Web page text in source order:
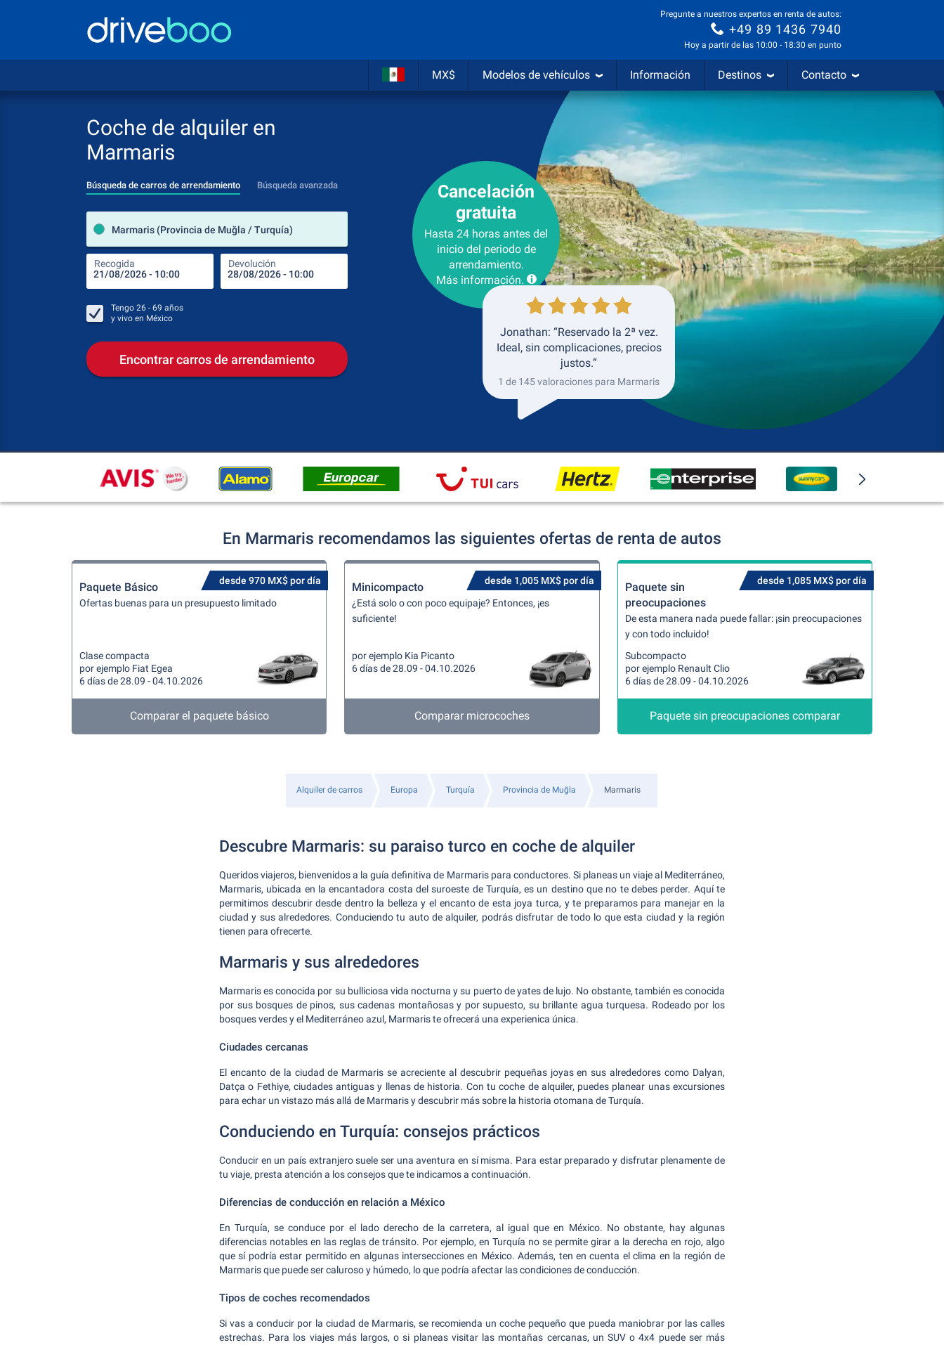
Pregunte a nuestros expertos en renta de autos:
+49 89 1436 7940
Hoy a partir de las 10:00 - 18:30 en punto
MX$ Modelos de vehículos Información Destinos Contacto
Coche de alquiler en
Marmaris
Búsqueda de carros de arrendamiento Búsqueda avanzada
Marmaris (Provincia de Muğla / Turquía)
Recogida Devolución
lugar de arrendamiento
Lugar de devolución
Devolución
Tengo 26 - 69 años
y vivo en México
Encontrar carros de arrendamiento
Cancelación
gratuita
Hasta 24 horas antes del
inicio del periodo de
arrendamiento.
Más información.
Jonathan: “Reservado la 2ª vez.
Ideal, sin complicaciones, precios
justos.”
1 de 145 valoraciones para Marmaris
En Marmaris recomendamos las siguientes ofertas de renta de autos
desde 970 MX$ por día
Paquete Básico
Ofertas buenas para un presupuesto limitado
Clase compacta
por ejemplo Fiat Egea
6 días de 28.09 - 04.10.2026
Comparar el paquete básico
desde 1,005 MX$ por día
Minicompacto
¿Está solo o con poco equipaje? Entonces, ¡es
suficiente!
por ejemplo Kia Picanto
6 días de 28.09 - 04.10.2026
Comparar microcoches
desde 1,085 MX$ por día
Paquete sin
preocupaciones
De esta manera nada puede fallar: ¡sin preocupaciones
y con todo incluido!
Subcompacto
por ejemplo Renault Clio
6 días de 28.09 - 04.10.2026
Paquete sin preocupaciones comparar
Alquiler de carros Europa Turquía Provincia de Muğla Marmaris
Descubre Marmaris: su paraiso turco en coche de alquiler
Queridos viajeros, bienvenidos a la guía definitiva de Marmaris para conductores. Si planeas un viaje al Mediterráneo,
Marmaris, ubicada en la encantadora costa del suroeste de Turquía, es un destino que no te debes perder. Aquí te
permitimos descubrir desde dentro la belleza y el encanto de esta joya turca, y te preparamos para manejar en la
ciudad y sus alrededores. Conduciendo tu auto de alquiler, podrás disfrutar de todo lo que esta ciudad y la región
tienen para ofrecerte.
Marmaris y sus alrededores
Marmaris es conocida por su bulliciosa vida nocturna y su puerto de yates de lujo. No obstante, también es conocida
por sus bosques de pinos, sus cadenas montañosas y por supuesto, su brillante agua turquesa. Rodeado por los
bosques verdes y el Mediterráneo azul, Marmaris te ofrecerá una experienica única.
Ciudades cercanas
El encanto de la ciudad de Marmaris se acreciente al descubrir pequeñas joyas en sus alrededores como Dalyan,
Datça o Fethiye, ciudades antiguas y llenas de historia. Con tu coche de alquiler, puedes planear unas excursiones
para echar un vistazo más allá de Marmaris y descubrir más sobre la historia otomana de Turquía.
Conduciendo en Turquía: consejos prácticos
Conducir en un país extranjero suele ser una aventura en sí misma. Para estar preparado y disfrutar plenamente de
tu viaje, presta atención a los consejos que te indicamos a continuación.
Diferencias de conducción en relación a México
En Turquía, se conduce por el lado derecho de la carretera, al igual que en México. No obstante, hay algunas
diferencias notables en las reglas de tránsito. Por ejemplo, en Turquía no se permite girar a la derecha en rojo, algo
que sí podría estar permitido en algunas intersecciones en México. Además, ten en cuenta el clima en la región de
Marmaris que puede ser caluroso y húmedo, lo que podría afectar las condiciones de conducción.
Tipos de coches recomendados
Si vas a conducir por la ciudad de Marmaris, se recomienda un coche pequeño que pueda maniobrar por las calles
estrechas. Para los viajes más largos, o si planeas visitar las montañas cercanas, un SUV o 4x4 puede ser más